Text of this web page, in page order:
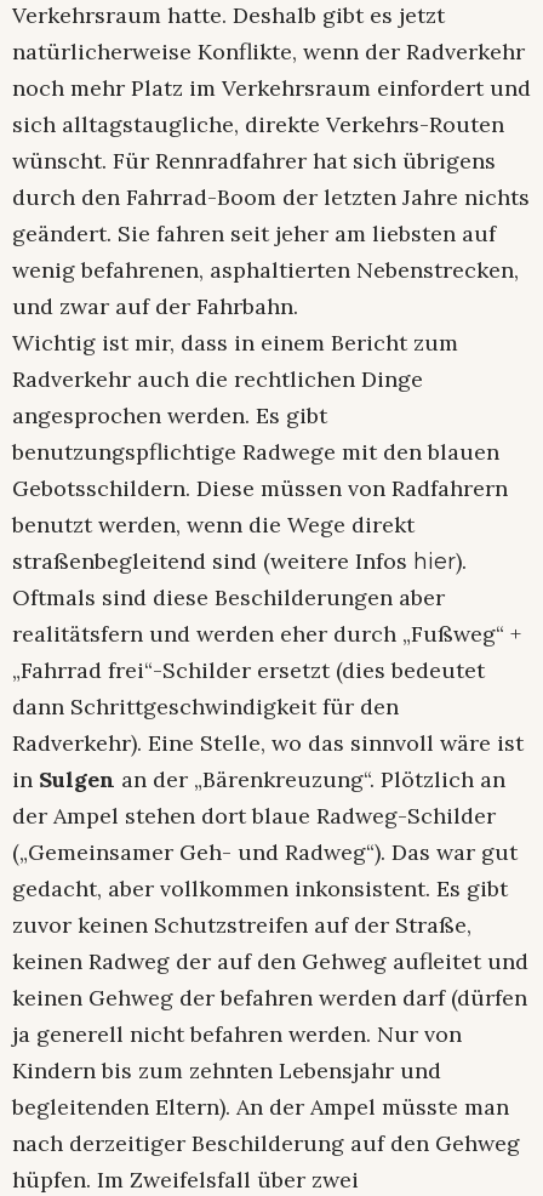
Verkehrsraum hatte. Deshalb gibt es jetzt
natürlicherweise Konflikte, wenn der Radverkehr
noch mehr Platz im Verkehrsraum einfordert und
sich alltagstaugliche, direkte Verkehrs-Routen
wünscht. Für Rennradfahrer hat sich übrigens
durch den Fahrrad-Boom der letzten Jahre nichts
geändert. Sie fahren seit jeher am liebsten auf
wenig befahrenen, asphaltierten Nebenstrecken,
und zwar auf der Fahrbahn.
Wichtig ist mir, dass in einem Bericht zum
Radverkehr auch die rechtlichen Dinge
angesprochen werden. Es gibt
benutzungspflichtige Radwege mit den blauen
Gebotsschildern. Diese müssen von Radfahrern
benutzt werden, wenn die Wege direkt
straßenbegleitend sind (weitere Infos hier).
Oftmals sind diese Beschilderungen aber
realitätsfern und werden eher durch „Fußweg“ +
„Fahrrad frei“-Schilder ersetzt (dies bedeutet
dann Schrittgeschwindigkeit für den
Radverkehr). Eine Stelle, wo das sinnvoll wäre ist
in Sulgen an der „Bärenkreuzung“. Plötzlich an
der Ampel stehen dort blaue Radweg-Schilder
(„Gemeinsamer Geh- und Radweg“). Das war gut
gedacht, aber vollkommen inkonsistent. Es gibt
zuvor keinen Schutzstreifen auf der Straße,
keinen Radweg der auf den Gehweg aufleitet und
keinen Gehweg der befahren werden darf (dürfen
ja generell nicht befahren werden. Nur von
Kindern bis zum zehnten Lebensjahr und
begleitenden Eltern). An der Ampel müsste man
nach derzeitiger Beschilderung auf den Gehweg
hüpfen. Im Zweifelsfall über zwei